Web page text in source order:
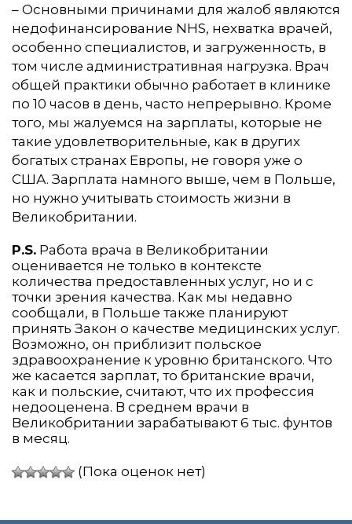
– Основными причинами для жалоб являются
недофинансирование NHS, нехватка врачей,
особенно специалистов, и загруженность, в
том числе административная нагрузка. Врач
общей практики обычно работает в клинике
по 10 часов в день, часто непрерывно. Кроме
того, мы жалуемся на зарплаты, которые не
такие удовлетворительные, как в других
богатых странах Европы, не говоря уже о
США. Зарплата намного выше, чем в Польше,
но нужно учитывать стоимость жизни в
Великобритании.
P.S. Работа врача в Великобритании
оценивается не только в контексте
количества предоставленных услуг, но и с
точки зрения качества. Как мы недавно
сообщали, в Польше также планируют
принять Закон о качестве медицинских услуг.
Возможно, он приблизит польское
здравоохранение к уровню британского. Что
же касается зарплат, то британские врачи,
как и польские, считают, что их профессия
недооценена. В среднем врачи в
Великобритании зарабатывают 6 тыс. фунтов
в месяц.
(Пока оценок нет)